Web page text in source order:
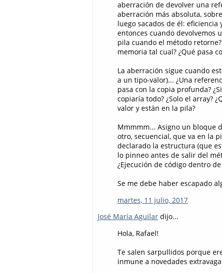
aberración de devolver una
aberración más absoluta,
luego sacados de él:
entonces cuando devolvemos
pila cuando el método
memoria tal cual? ¿Qué pasa
La aberración sigue cuando
a un tipo-valor)... ¿Una
pasa con la copia profunda?
copiaría todo? ¿Solo el array?
valor y están en la pila?
Mmmmm... Asigno un bloque
otro, secuencial, que va en la
declarado la estructura (que
lo pinneo antes de salir del
¿Ejecución de código dentro
Se me debe haber escapado
martes, 11 julio, 2017
José María Aguilar dijo...
Hola, Rafael!
Te salen sarpullidos porque
inmune a novedades